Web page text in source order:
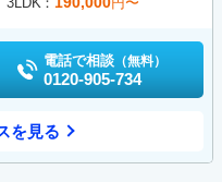
電話で相談 （無料）
0120-905-734
を見る